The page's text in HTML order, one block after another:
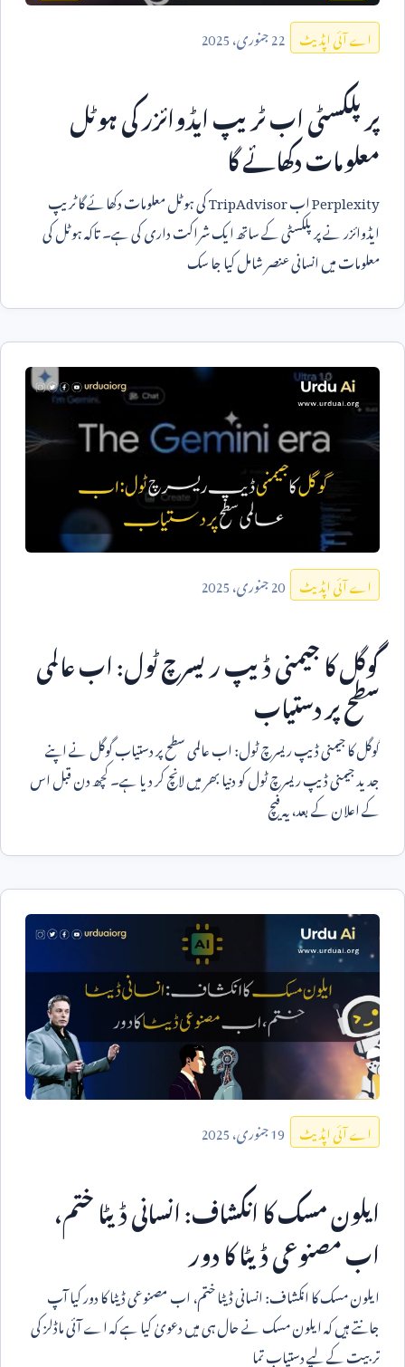
اے آئی اپڈیٹ 22جنوری،2025
پرپلکسٹی اب ٹریپ ایڈوائزر کی ہوٹل
معلومات دکھائے گا
PerplexityابTripAdvisor
کی ہوٹل معلومات دکھائے گا ٹریپ
ایڈوائزر نے پرپلکسٹی کے ساتھ ایک شراکت داری کی ہے۔ تاکہ ہوٹل کی
معلومات میں انسانی عنصر شامل کیا جا سک
اے آئی اپڈیٹ 20جنوری،2025
گوگل کا جیمنی ڈیپ ریسرچ ٹول: اب عالمی
سطح پر دستیاب
گوگل کا جیمنی ڈیپ ریسرچ ٹول: اب عالمی سطح پر دستیاب گوگل نے اپنے
جدید جیمنی ڈیپ ریسرچ ٹول کو دنیا بھر میں لانچ کر دیا ہے۔ کچھ دن قبل اس
کے اعلان کے بعد، یہ فیچ
اے آئی اپڈیٹ 19جنوری،2025
ایلون مسک کا انکشاف: انسانی ڈیٹا ختم،
اب مصنوعی ڈیٹا کا دور
ایلون مسک کا انکشاف: انسانی ڈیٹا ختم، اب مصنوعی ڈیٹا کا دور کیا آپ
جانتے ہیں کہ ایلون مسک نے حال ہی میں دعویٰ کیا ہے کہ اے آئی ماڈلز کی
تربیت کے لیے دستیاب تما